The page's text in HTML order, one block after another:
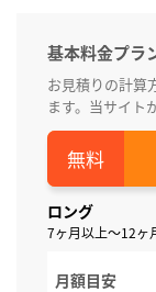
基本料金プラ
お見積りの計算
ます。当サイト
ロング
7ヶ月以上～12ヶ
月額目安